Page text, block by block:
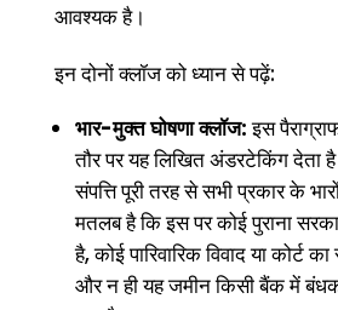
आवश्यक है।
इन दोनों क्लॉज को ध्यान से पढ़ें:
भार-मुक्त घोषणा क्लॉज:इस
तौर पर यह लिखित अंडरटेकिंग देता है
संपत्ति पूरी तरह से सभी प्रकार के
मतलब है कि इस पर कोई पुराना
है, कोई पारिवारिक विवाद या कोर्ट
और न ही यह जमीन किसी बैंक में